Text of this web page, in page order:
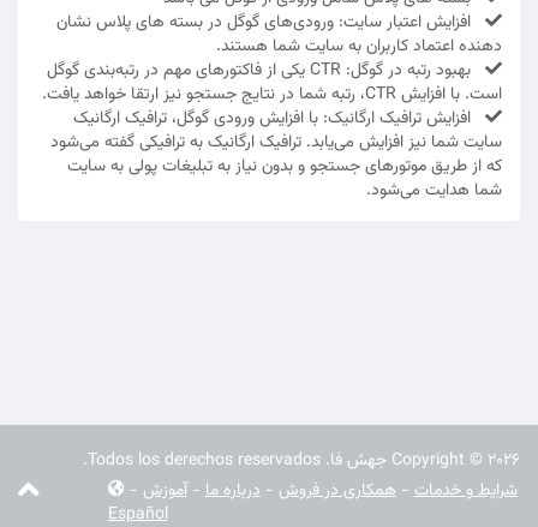
افزایش اعتبار سایت: ورودی‌های گوگل در بسته های پلاس نشان‌
دهنده اعتماد کاربران به سایت شما هستند.
بهبود رتبه در گوگل: CTR یکی از فاکتورهای مهم در رتبه‌بندی گوگل
است. با افزایش CTR، رتبه شما در نتایج جستجو نیز ارتقا خواهد یافت.
افزایش ترافیک ارگانیک: با افزایش ورودی گوگل، ترافیک ارگانیک
سایت شما نیز افزایش می‌یابد. ترافیک ارگانیک به ترافیکی گفته می‌شود
که از طریق موتورهای جستجو و بدون نیاز به تبلیغات پولی به سایت
شما هدایت می‌شود.
Copyright © 2026 جهش فا. Todos los derechos reservados.
شرایط و خدمات -همکاری در فروش -درباره ما -آموزش -
Español